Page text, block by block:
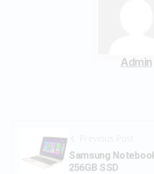
Admin
Previous Post
Samsung
256GB SSD